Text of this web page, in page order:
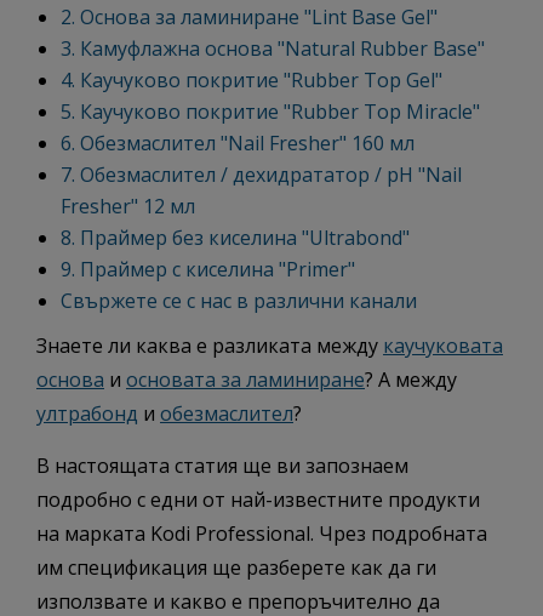
2. Основа за ламиниране "Lint Base Gel"
3. Камуфлажна основа "Natural Rubber Base"
4. Каучуково покритие "Rubber Top Gel"
5. Каучуково покритие "Rubber Top Miracle"
6. Обезмаслител "Nail Fresher" 160 мл
7. Обезмаслител / дехидрататор / pH "Nail
Fresher" 12 мл
8. Праймер без киселина "Ultrabond"
9. Праймер с киселина "Primer"
Свържете се с нас в различни канали
Знаете ли каква е разликата между каучуковата
основа и основата за ламиниране? А между
ултрабонд и обезмаслител?
В настоящата статия ще ви запознаем
подробно с едни от най-известните продукти
на марката Kodi Professional. Чрез подробната
им спецификация ще разберете как да ги
използвате и какво е препоръчително да